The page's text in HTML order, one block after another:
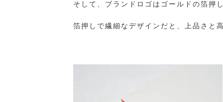
そして、ブランドロゴはゴールドの箔押
箔押しで繊細なデザインだと、上品さと